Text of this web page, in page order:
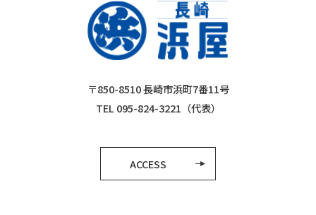
〒850-8510 長崎市浜町7番11号
TEL 095-824-3221（代表）
ACCESS